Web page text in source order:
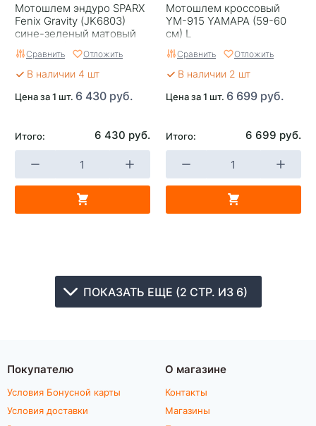
Мотошлем эндуро SPARX
Fenix Gravity (JK6803)
сине-зеленый матовый
(57-58 см) M
Сравнить Отложить
В наличии 4 шт
Цена за 1 шт. 6 430 руб.
Итого: 6 430 руб.
Мотошлем кроссовый
YM-915 YAMAPA (59-60
см) L
Сравнить Отложить
В наличии 2 шт
Цена за 1 шт. 6 699 руб.
Итого: 6 699 руб.
ПОКАЗАТЬ ЕЩЕ (2 СТР. ИЗ 6)
Покупателю
Условия Бонусной карты
Условия доставки
О магазине
Контакты
Магазины